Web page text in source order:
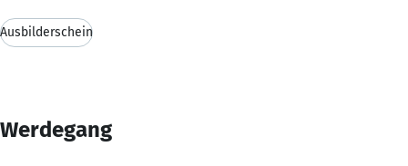
Ausbilderschein
Werdegang